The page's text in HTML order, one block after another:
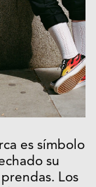
es símbolo
su
Los